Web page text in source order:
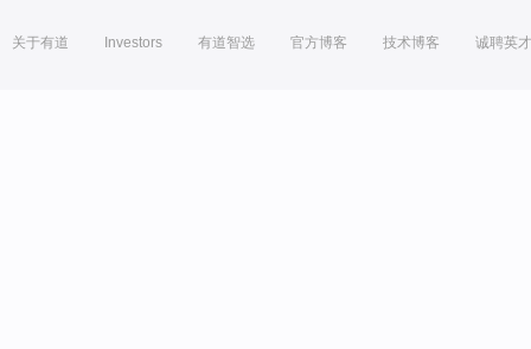
关于有道 Investors 有道智选 官方博客 技术博客 诚聘英才